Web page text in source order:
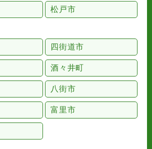
松戸市
四街道市
酒々井町
八街市
富里市